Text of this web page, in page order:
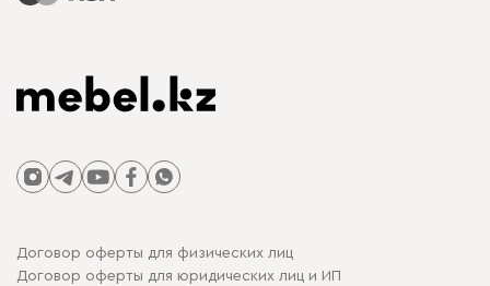
Договор оферты для физических лиц
Договор оферты для юридических лиц и ИП